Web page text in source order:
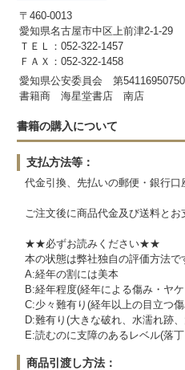
〒460-0013
愛知県名古屋市中区上前津2-1-29
ＴＥＬ：052-322-1457
ＦＡＸ：052-322-1458
愛知県公安委員会 第
書籍商 海星堂書店 南店
書籍の購入について
支払方法等：
代金引換、先払いの郵便・銀行口
ご注文後に商品代金及び送料と
★★必ずお読みください★★
本の状態は弊社独自の評価方法で
A:経年の割には美本
B:経年程度(経年による傷み・ヤ
C:少々難有り(経年以上の目立つ
D:難有り(大きな破れ、水濡れ跡
E:読むのに支障のあるレベル(落
商品引渡し方法：